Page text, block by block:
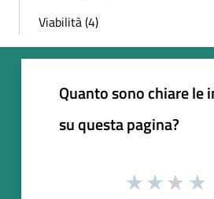
Viabilità (4)
Quanto sono chiare le
su questa pagina?